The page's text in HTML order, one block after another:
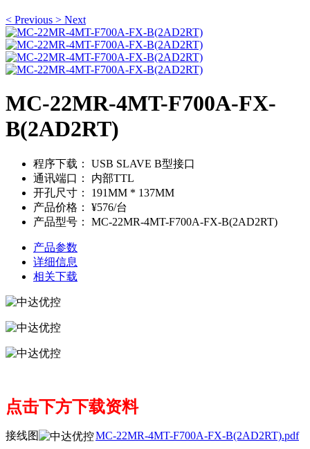
< Previous > Next
MC-22MR-4MT-F700A-FX-
B(2AD2RT)
程序下载：
USB SLAVE B型接口
通讯端口：
内部TTL
开孔尺寸：
191MM * 137MM
产品价格：
¥576/台
产品型号：
MC-22MR-4MT-F700A-FX-B(2AD2RT)
产品参数
详细信息
相关下载
点击下方下载资料
接线图 MC-22MR-4MT-F700A-FX-B(2AD2RT).pdf